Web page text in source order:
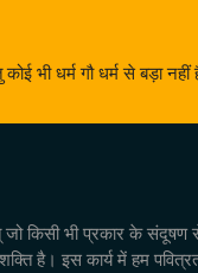
भी धर्म गौ धर्म से बड़ा नहीं
जो किसी भी प्रकार के
है। इस कार्य में हम